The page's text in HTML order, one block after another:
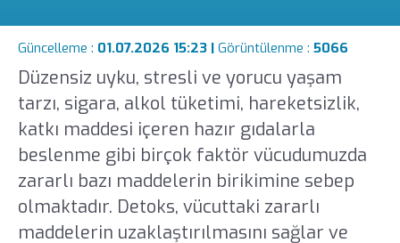
Güncelleme : 01.07.2026 15:23 | Görüntülenme : 5066
Düzensiz uyku, stresli ve yorucu yaşam
tarzı, sigara, alkol tüketimi, hareketsizlik,
katkı maddesi içeren hazır gıdalarla
beslenme gibi birçok faktör vücudumuzda
zararlı bazı maddelerin birikimine sebep
olmaktadır. Detoks, vücuttaki zararlı
maddelerin uzaklaştırılmasını sağlar ve